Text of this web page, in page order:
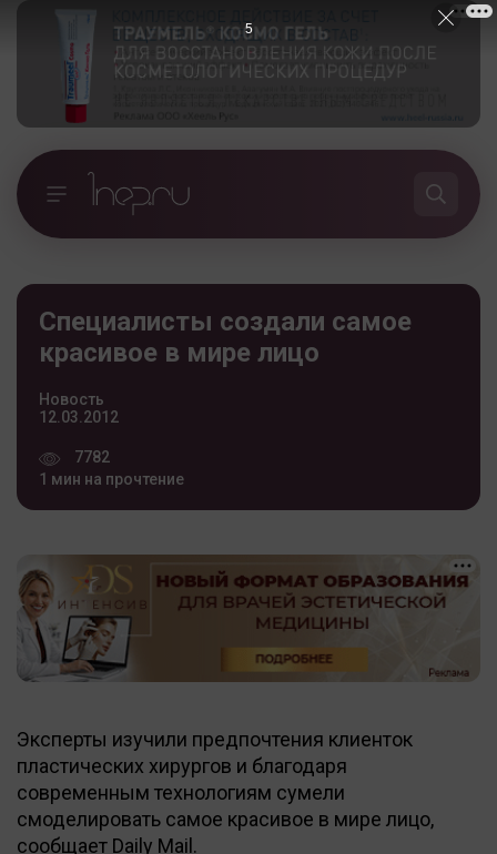
Специалисты создали самое
красивое в мире лицо
Новость
12.03.2012
7782
1 мин на прочтение
Эксперты изучили предпочтения клиенток
пластических хирургов и благодаря
современным технологиям сумели
смоделировать самое красивое в мире лицо,
сообщает Daily Mail.
4